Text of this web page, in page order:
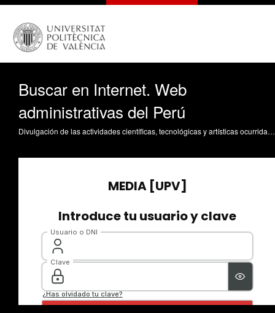
Buscar en Internet. Web
administrativas del Perú
Divulgación de las actividades científicas, tecnológicas y artísticas ocurridas en los tres campus de la UPV